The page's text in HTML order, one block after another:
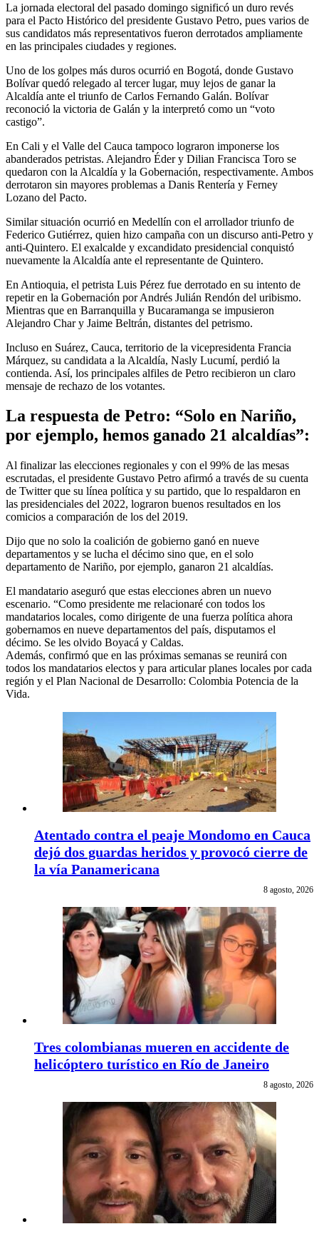
La jornada electoral del pasado domingo significó un duro revés
para el Pacto Histórico del presidente Gustavo Petro, pues varios de
sus candidatos más representativos fueron derrotados ampliamente
en las principales ciudades y regiones.
Uno de los golpes más duros ocurrió en Bogotá, donde Gustavo
Bolívar quedó relegado al tercer lugar, muy lejos de ganar la
Alcaldía ante el triunfo de Carlos Fernando Galán. Bolívar
reconoció la victoria de Galán y la interpretó como un “voto
castigo”.
En Cali y el Valle del Cauca tampoco lograron imponerse los
abanderados petristas. Alejandro Éder y Dilian Francisca Toro se
quedaron con la Alcaldía y la Gobernación, respectivamente. Ambos
derrotaron sin mayores problemas a Danis Rentería y Ferney
Lozano del Pacto.
Similar situación ocurrió en Medellín con el arrollador triunfo de
Federico Gutiérrez, quien hizo campaña con un discurso anti-Petro y
anti-Quintero. El exalcalde y excandidato presidencial conquistó
nuevamente la Alcaldía ante el representante de Quintero.
En Antioquia, el petrista Luis Pérez fue derrotado en su intento de
repetir en la Gobernación por Andrés Julián Rendón del uribismo.
Mientras que en Barranquilla y Bucaramanga se impusieron
Alejandro Char y Jaime Beltrán, distantes del petrismo.
Incluso en Suárez, Cauca, territorio de la vicepresidenta Francia
Márquez, su candidata a la Alcaldía, Nasly Lucumí, perdió la
contienda. Así, los principales alfiles de Petro recibieron un claro
mensaje de rechazo de los votantes.
La respuesta de Petro: “Solo en Nariño,
por ejemplo, hemos ganado 21 alcaldías”:
Al finalizar las elecciones regionales y con el 99% de las mesas
escrutadas, el presidente Gustavo Petro afirmó a través de su cuenta
de Twitter que su línea política y su partido, que lo respaldaron en
las presidenciales del 2022, lograron buenos resultados en los
comicios a comparación de los del 2019.
Dijo que no solo la coalición de gobierno ganó en nueve
departamentos y se lucha el décimo sino que, en el solo
departamento de Nariño, por ejemplo, ganaron 21 alcaldías.
El mandatario aseguró que estas elecciones abren un nuevo
escenario. “Como presidente me relacionaré con todos los
mandatarios locales, como dirigente de una fuerza política ahora
gobernamos en nueve departamentos del país, disputamos el
décimo. Se les olvido Boyacá y Caldas.
Además, confirmó que en las próximas semanas se reunirá con
todos los mandatarios electos y para articular planes locales por cada
región y el Plan Nacional de Desarrollo: Colombia Potencia de la
Vida.
Atentado contra el peaje Mondomo en Cauca
dejó dos guardas heridos y provocó cierre de
la vía Panamericana
8 agosto, 2026
Tres colombianas mueren en accidente de
helicóptero turístico en Río de Janeiro
8 agosto, 2026